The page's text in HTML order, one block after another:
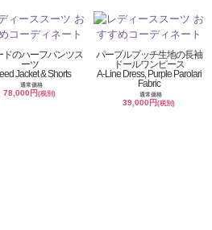
ドのハーフパンツス
ーツ
Jacket & Shorts
通常価格
78,000円(税別)
パープルプッチ生地の長袖
ドールワンピース
A-Line Dress, Purple Parolari
Fabric
通常価格
39,000円(税別)